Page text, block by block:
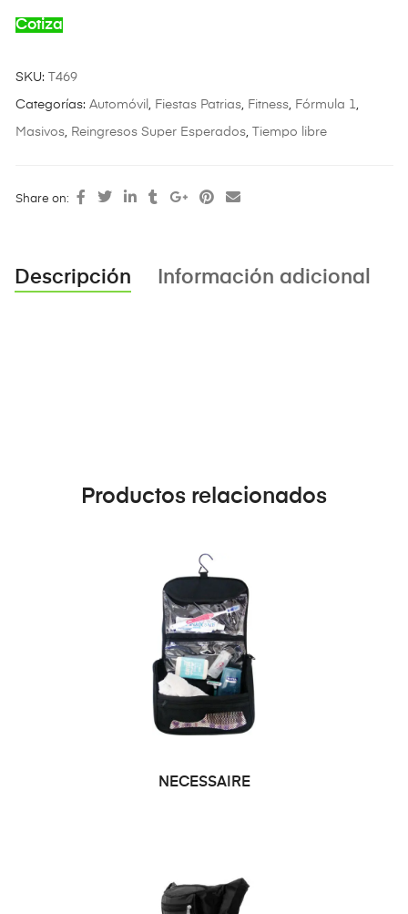
Cotiza
SKU: T469
Categorías: Automóvil , Fiestas Patrias, Fitness, Fórmula 1,
Masivos, Reingresos Super Esperados, Tiempo libre
Share on:
Descripción Información adicional
Productos relacionados
NECESSAIRE